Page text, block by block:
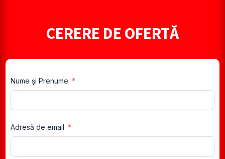
CERERE DE OFERTĂ
Nume și Prenume
Adresă de email